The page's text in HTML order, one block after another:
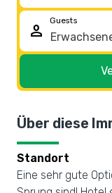
person
Guests
Über diese
Standort
Eine sehr gute